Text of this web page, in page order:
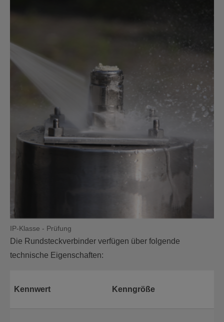
IP-Klasse - Prüfung
Die Rundsteckverbinder verfügen über folgende
technische Eigenschaften:
Kennwert Kenngröße